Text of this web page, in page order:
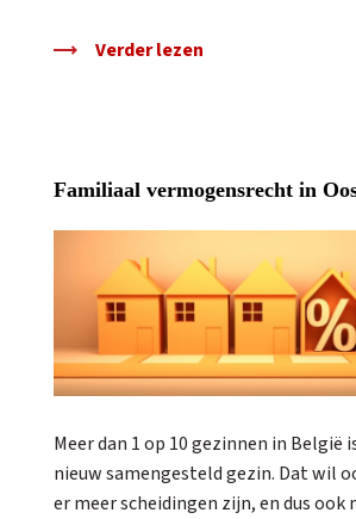
Verder lezen
Familiaal vermogensrecht in
Meer dan 1 op 10 gezinnen in België
nieuw samengesteld gezin. Dat wil
er meer scheidingen zijn, en dus ook